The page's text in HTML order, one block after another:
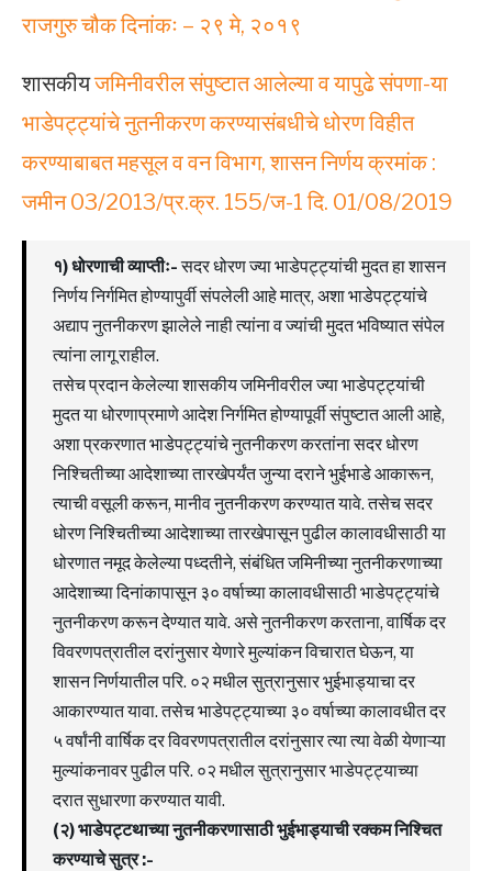
राजगुरु चौक दिनांकः – २९ मे, २०१९
शासकीयजमिनीवरील संपुष्टात आलेल्या व यापुढे संपणा-या
भाडेपट्ट्यांचे नुतनीकरण करण्यासंबधीचे धोरण विहीत
करण्याबाबत महसूल व वन विभाग, शासन निर्णय क्रमांक :
जमीन 03/2013/प्र.क्र. 155/ज-1 दि. 01/08/2019
१) धोरणाची व्याप्तीः-सदर धोरण ज्या भाडेपट्ट्यांची मुदत हा शासन
निर्णय निर्गमित होण्यापुर्वी संपलेली आहे मात्र, अशा भाडेपट्ट्यांचे
अद्याप नुतनीकरण झालेले नाही त्यांना व ज्यांची मुदत भविष्यात संपेल
त्यांना लागू राहील.
तसेच प्रदान केलेल्या शासकीय जमिनीवरील ज्या भाडेपट्ट्यांची
मुदत या धोरणाप्रमाणे आदेश निर्गमित होण्यापूर्वी संपुष्टात आली आहे,
अशा प्रकरणात भाडेपट्ट्यांचे नुतनीकरण करतांना सदर धोरण
निश्चितीच्या आदेशाच्या तारखेपर्यंत जुन्या दराने भुईभाडे आकारून,
त्याची वसूली करून, मानीव नुतनीकरण करण्यात यावे. तसेच सदर
धोरण निश्चितीच्या आदेशाच्या तारखेपासून पुढील कालावधीसाठी या
धोरणात नमूद केलेल्या पध्दतीने, संबंधित जमिनीच्या नुतनीकरणाच्या
आदेशाच्या दिनांकापासून ३० वर्षाच्या कालावधीसाठी भाडेपट्ट्यांचे
नुतनीकरण करून देण्यात यावे. असे नुतनीकरण करताना, वार्षिक दर
विवरणपत्रातील दरांनुसार येणारे मुल्यांकन विचारात घेऊन, या
शासन निर्णयातील परि. ०२ मधील सुत्रानुसार भुईभाड्याचा दर
आकारण्यात यावा. तसेच भाडेपट्ट्याच्या ३० वर्षाच्या कालावधीत दर
५ वर्षांनी वार्षिक दर विवरणपत्रातील दरांनुसार त्या त्या वेळी येणाऱ्या
मुल्यांकनावर पुढील परि. ०२ मधील सुत्रानुसार भाडेपट्ट्याच्या
दरात सुधारणा करण्यात यावी.
(२) भाडेपट्टथाच्या नुतनीकरणासाठी भुईभाड्याची रक्कम निश्चित
करण्याचे सुत्र :-